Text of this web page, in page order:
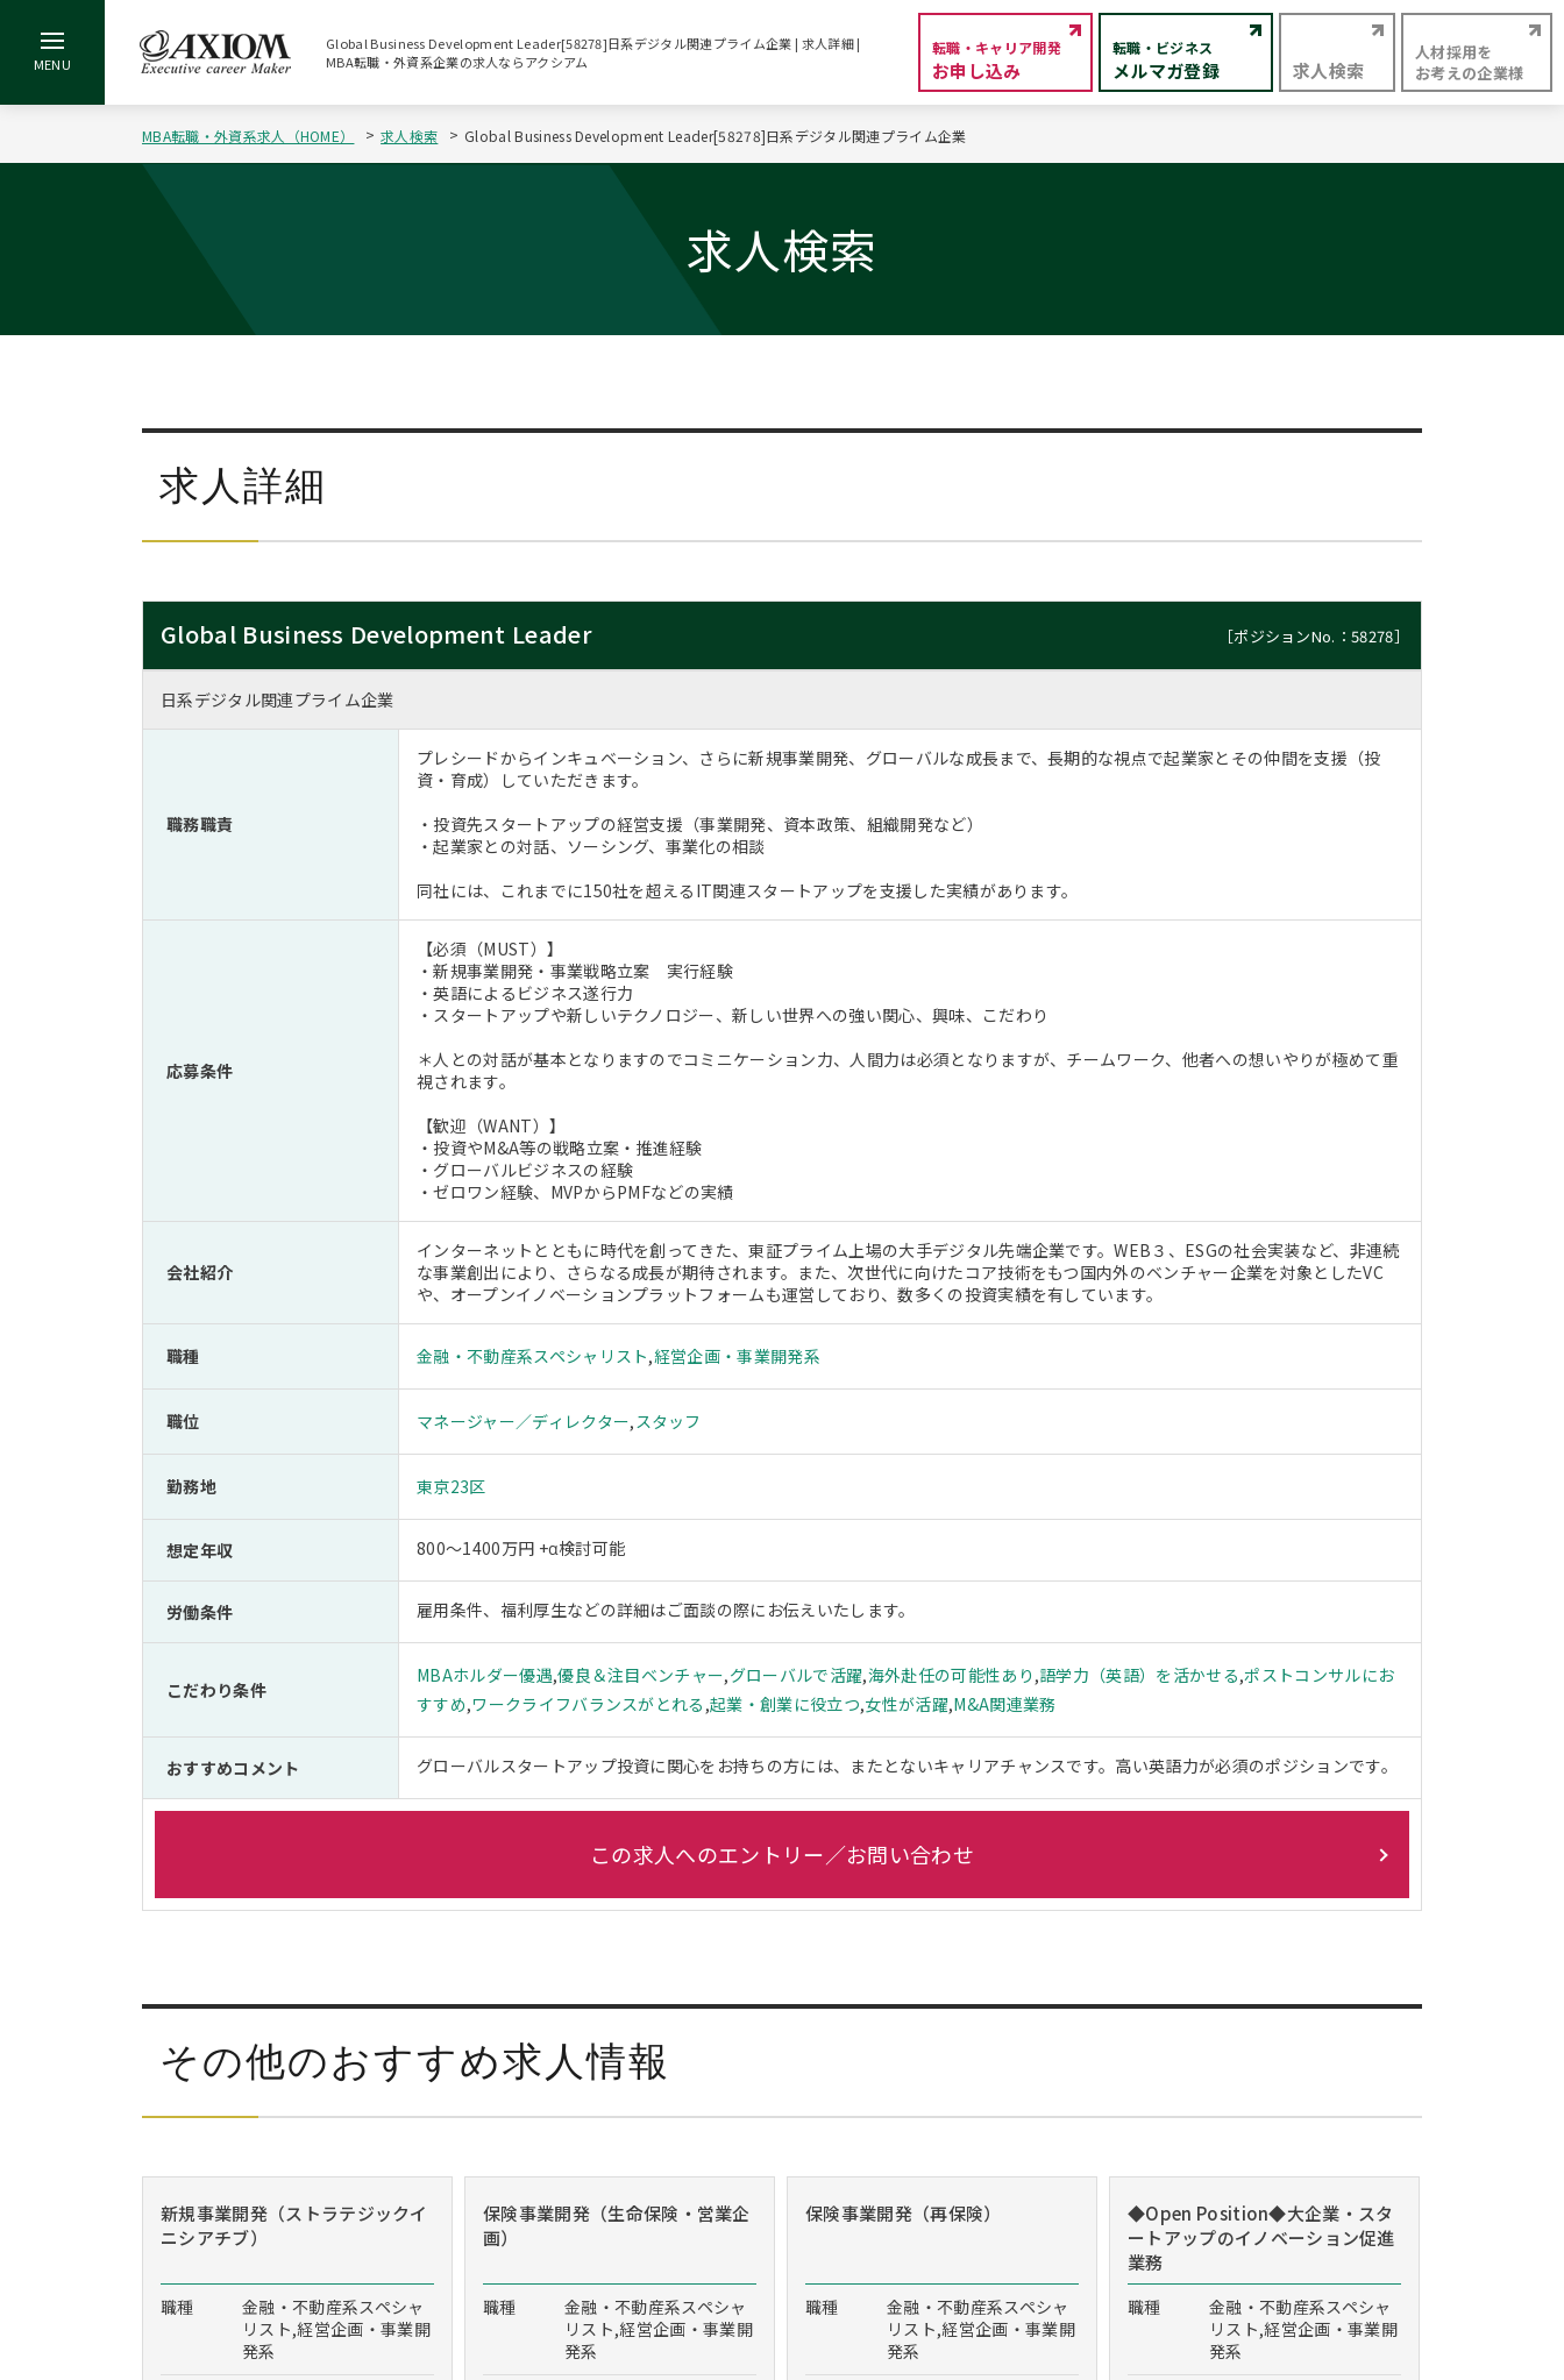
Global Business Development Leader[58278]日系デジタル関連プライム企業 | 求人詳細 |
MBA転職・外資系企業の求人ならアクシアム
転職・キャリア開発
お申し込み
転職・ビジネス
メルマガ登録 求人検索
人材採用を
お考えの企業様
MBA転職・外資系求人（HOME） 求人検索 Global Business Development Leader[58278]日系デジタル関連プライム企業
求人検索
求人詳細
Global Business Development Leader ［ポジションNo.：58278］
日系デジタル関連プライム企業
職務職責
プレシードからインキュベーション、さらに新規事業開発、グローバルな成長まで、長期的な視点で起業家とその仲間を支援（投
資・育成）していただきます。
・投資先スタートアップの経営支援（事業開発、資本政策、組織開発など）
・起業家との対話、ソーシング、事業化の相談
同社には、これまでに150社を超えるIT関連スタートアップを支援した実績があります。
応募条件
【必須（MUST）】
・新規事業開発・事業戦略立案 実行経験
・英語によるビジネス遂行力
・スタートアップや新しいテクノロジー、新しい世界への強い関心、興味、こだわり
＊人との対話が基本となりますのでコミニケーション力、人間力は必須となりますが、チームワーク、他者への想いやりが極めて重
視されます。
【歓迎（WANT）】
・投資やM&A等の戦略立案・推進経験
・グローバルビジネスの経験
・ゼロワン経験、MVPからPMFなどの実績
会社紹介
インターネットとともに時代を創ってきた、東証プライム上場の大手デジタル先端企業です。WEB３、ESGの社会実装など、非連続
な事業創出により、さらなる成長が期待されます。また、次世代に向けたコア技術をもつ国内外のベンチャー企業を対象としたVC
や、オープンイノベーションプラットフォームも運営しており、数多くの投資実績を有しています。
職種 金融・不動産系スペシャリスト,経営企画・事業開発系
職位 マネージャー／ディレクター,スタッフ
勤務地 東京23区
想定年収 800～1400万円 +α検討可能
労働条件 雇用条件、福利厚生などの詳細はご面談の際にお伝えいたします。
こだわり条件
MBAホルダー優遇,優良＆注目ベンチャー,グローバルで活躍,海外赴任の可能性あり ,語学力（英語）を活かせる,ポストコンサルにお
すすめ,ワークライフバランスがとれる ,起業・創業に役立つ,女性が活躍,M&A関連業務
おすすめコメント グローバルスタートアップ投資に関心をお持ちの方には、またとないキャリアチャンスです。高い英語力が必須のポジションです。
この求人へのエントリー／お問い合わせ
その他のおすすめ求人情報
新規事業開発（ストラテジックイ
ニシアチブ）
職種
金融・不動産系スペシャ
リスト,経営企画・事業開
発系
保険事業開発（生命保険・営業企
画）
職種
金融・不動産系スペシャ
リスト,経営企画・事業開
発系
保険事業開発（再保険）
職種
金融・不動産系スペシャ
リスト,経営企画・事業開
発系
◆Open Position◆大企業・スタ
ートアップのイノベーション促進
業務
職種
金融・不動産系スペシャ
リスト,経営企画・事業開
発系